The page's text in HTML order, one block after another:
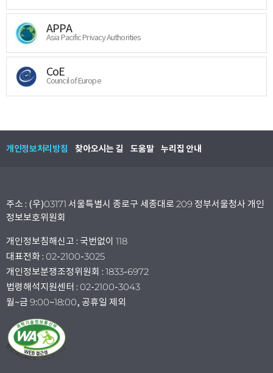
APPA
Asia Pacific Privacy Authorities
CoE
Council of Europe
개인정보처리방침 찾아오시는 길 도움말 누리집 안내
주소 : (우)03171 서울특별시 종로구 세종대로 209 정부서울청사 개인
정보보호위원회
개인정보침해신고 : 국번없이 118
대표전화 : 02-2100-3025
개인정보분쟁조정위원회 : 1833-6972
법령해석지원센터 : 02-2100-3043
월~금 9:00~18:00, 공휴일 제외